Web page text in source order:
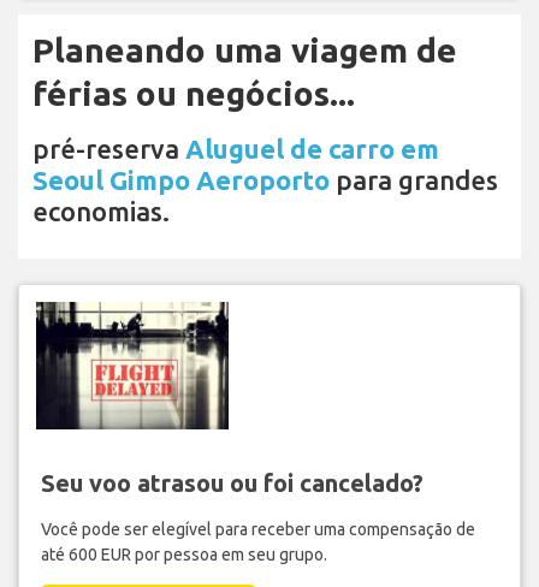
Planeando uma viagem de
férias ou negócios...
pré-reserva Aluguel de carro em
Seoul Gimpo Aeroporto para grandes
economias.
Seu voo atrasou ou foi cancelado?
Você pode ser elegível para receber uma compensação de
até 600 EUR por pessoa em seu grupo.